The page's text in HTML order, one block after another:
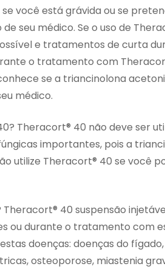
você está grávida ou se
seu médico. Se o uso de
e tratamentos de curta
o tratamento com
se a triancinolona
médico.
Theracort® 40 não deve ser
importantes, pois a
utilize Theracort® 40 se você
40 suspensão
ou durante o tratamento com
doenças: doenças do
osteoporose, miastenia